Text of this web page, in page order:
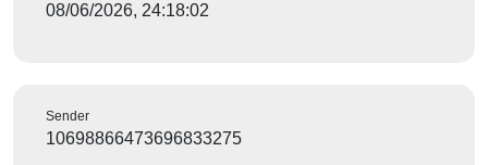
08/06/2026, 24:18:02
Sender
10698866473696833275